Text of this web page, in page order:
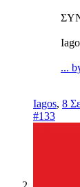
...
Iagos, 8
#133